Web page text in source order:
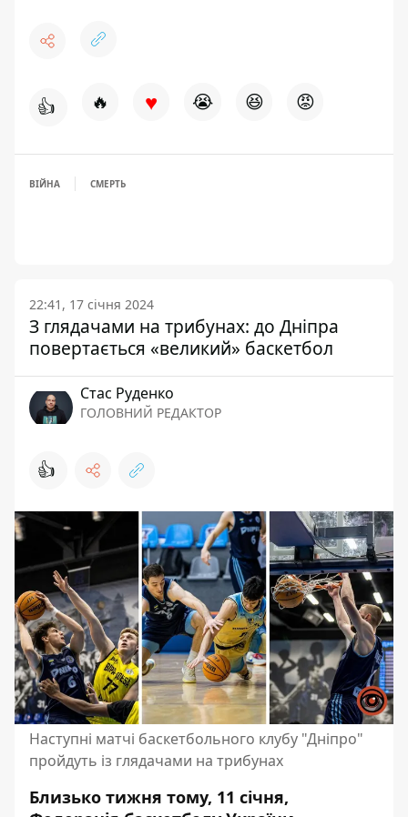
👍 🔥 ♥ 😭 😆 😡
ВІЙНА СМЕРТЬ
22:41, 17 січня 2024
З глядачами на трибунах: до Дніпра
повертається «великий» баскетбол
Стас Руденко
ГОЛОВНИЙ РЕДАКТОР
👍
Наступні матчі баскетбольного клубу "Дніпро"
пройдуть із глядачами на трибунах
Близько тижня тому, 11 січня,